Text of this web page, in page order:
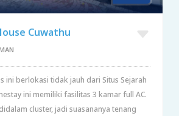
Cuwathu
ini berlokasi tidak jauh dari Situs Sejarah
ini memiliki fasilitas 3 kamar full AC.
cluster, jadi suasananya tenang